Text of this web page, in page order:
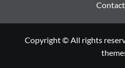
Copyright © All rights